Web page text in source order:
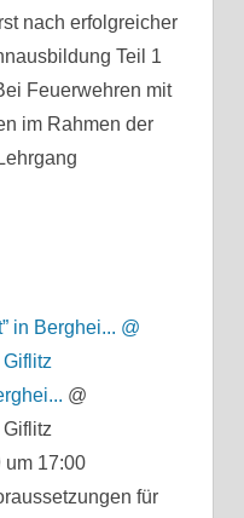
nach erfolgreicher
Teil 1
Feuerwehren mit
im Rahmen der
in Berghei... @
@
um 17:00
für